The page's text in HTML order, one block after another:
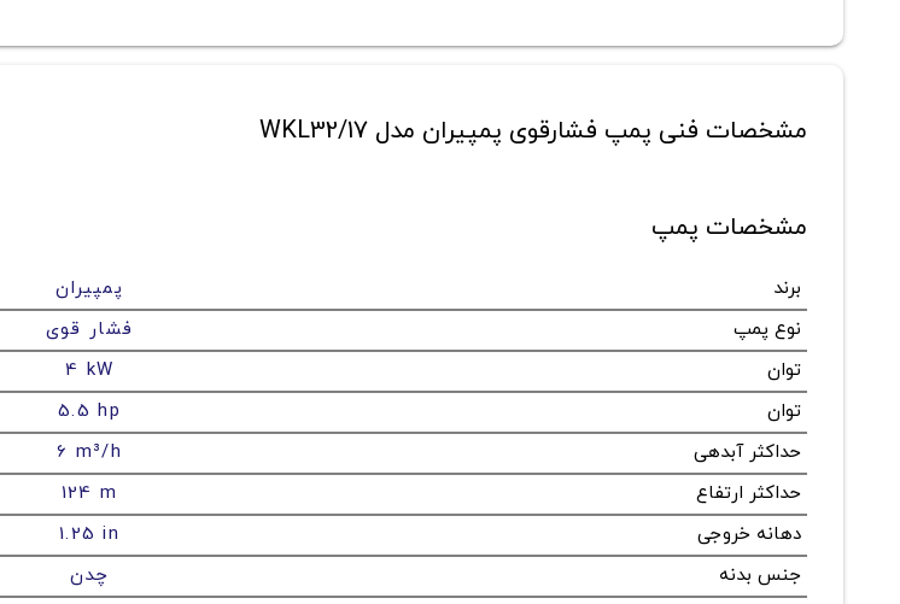
مشخصات فنی پمپ فشارقوی پمپیران مدل WKL32/17
مشخصات پمپ
برند پمپیران
نوع پمپ
فشار قوی
توان
4 kW
توان
5.5 hp
حداکثر آبدهی
6 m³/h
حداکثر ارتفاع
124 m
دهانه خروجی
1.25 in
جنس بدنه
چدن